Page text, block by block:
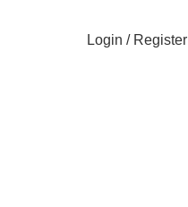
Login / Register